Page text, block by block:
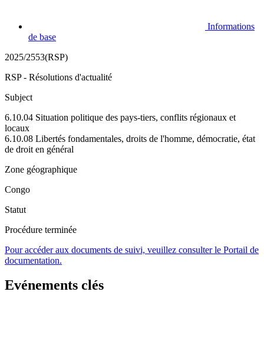
Informations
de base
2025/2553(RSP)
RSP - Résolutions d'actualité
Subject
6.10.04 Situation politique des pays-tiers, conflits régionaux et
locaux
6.10.08 Libertés fondamentales, droits de l'homme, démocratie, état
de droit en général
Zone géographique
Congo
Statut
Procédure terminée
Pour accéder aux documents de suivi, veuillez consulter le Portail de
documentation.
Evénements clés